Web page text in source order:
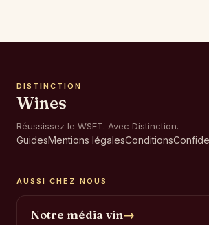
DISTINCTION
Wines
Réussissez le WSET. Avec Distinction.
GuidesMentions légalesConditions
AUSSI CHEZ NOUS
Notre média vin→